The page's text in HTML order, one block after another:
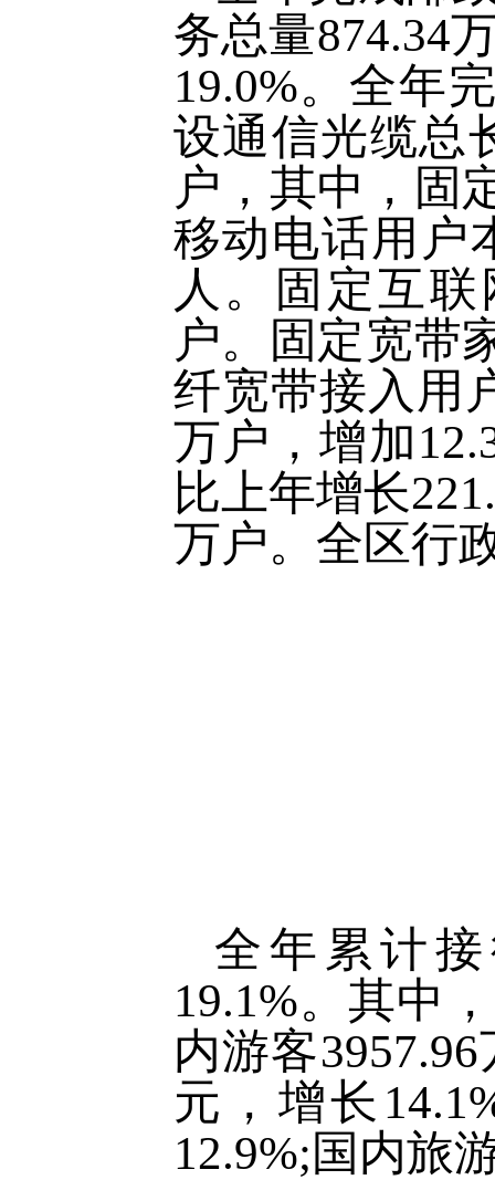
务总量874.34
19.0%。全年
设通信光缆总
户，其中，固
移动电话用户
人。固定互
户。固定宽带
纤宽带接入用
万户，增加
比上年增长
万户。全区行
全年累计
19.1%。其中
内游客
元，增长
12.9%;国内旅